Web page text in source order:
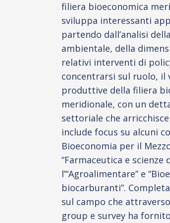
filiera bioeconomica
sviluppa interessanti
partendo dall’analisi
ambientale, della
relativi interventi di
concentrarsi sul ruolo, il
produttive della filiera
meridionale, con un
settoriale che
include focus su alcuni
Bioeconomia per il
“Farmaceutica e scienze
l’“Agroalimentare” e
biocarburanti”.
sul campo che
group e survey ha